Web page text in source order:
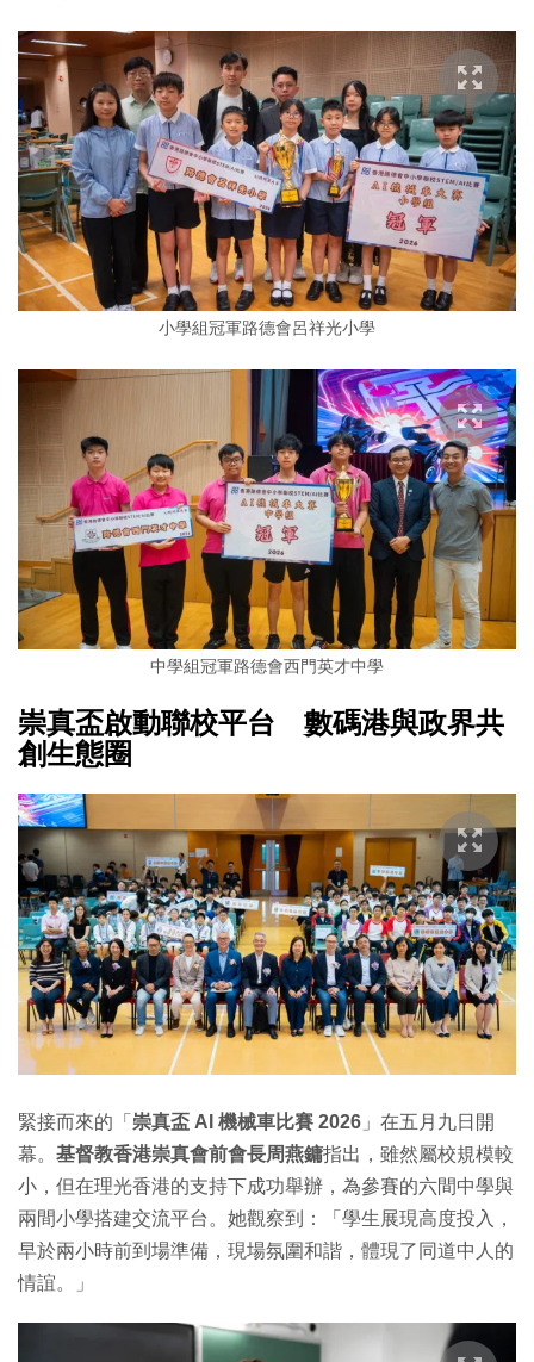
小學組冠軍路德會呂祥光小學
中學組冠軍路德會西門英才中學
崇真盃啟動聯校平台 數碼港與政界共
創生態圈
緊接而來的「 崇真盃 AI 機械車比賽 2026 」在五月九日開
幕。 基督教香港崇真會前會長周燕鏞指出，雖然屬校規模較
小，但在理光香港的支持下成功舉辦，為參賽的六間中學與
兩間小學搭建交流平台。她觀察到：「學生展現高度投入，
早於兩小時前到場準備，現場氛圍和諧，體現了同道中人的
情誼。」